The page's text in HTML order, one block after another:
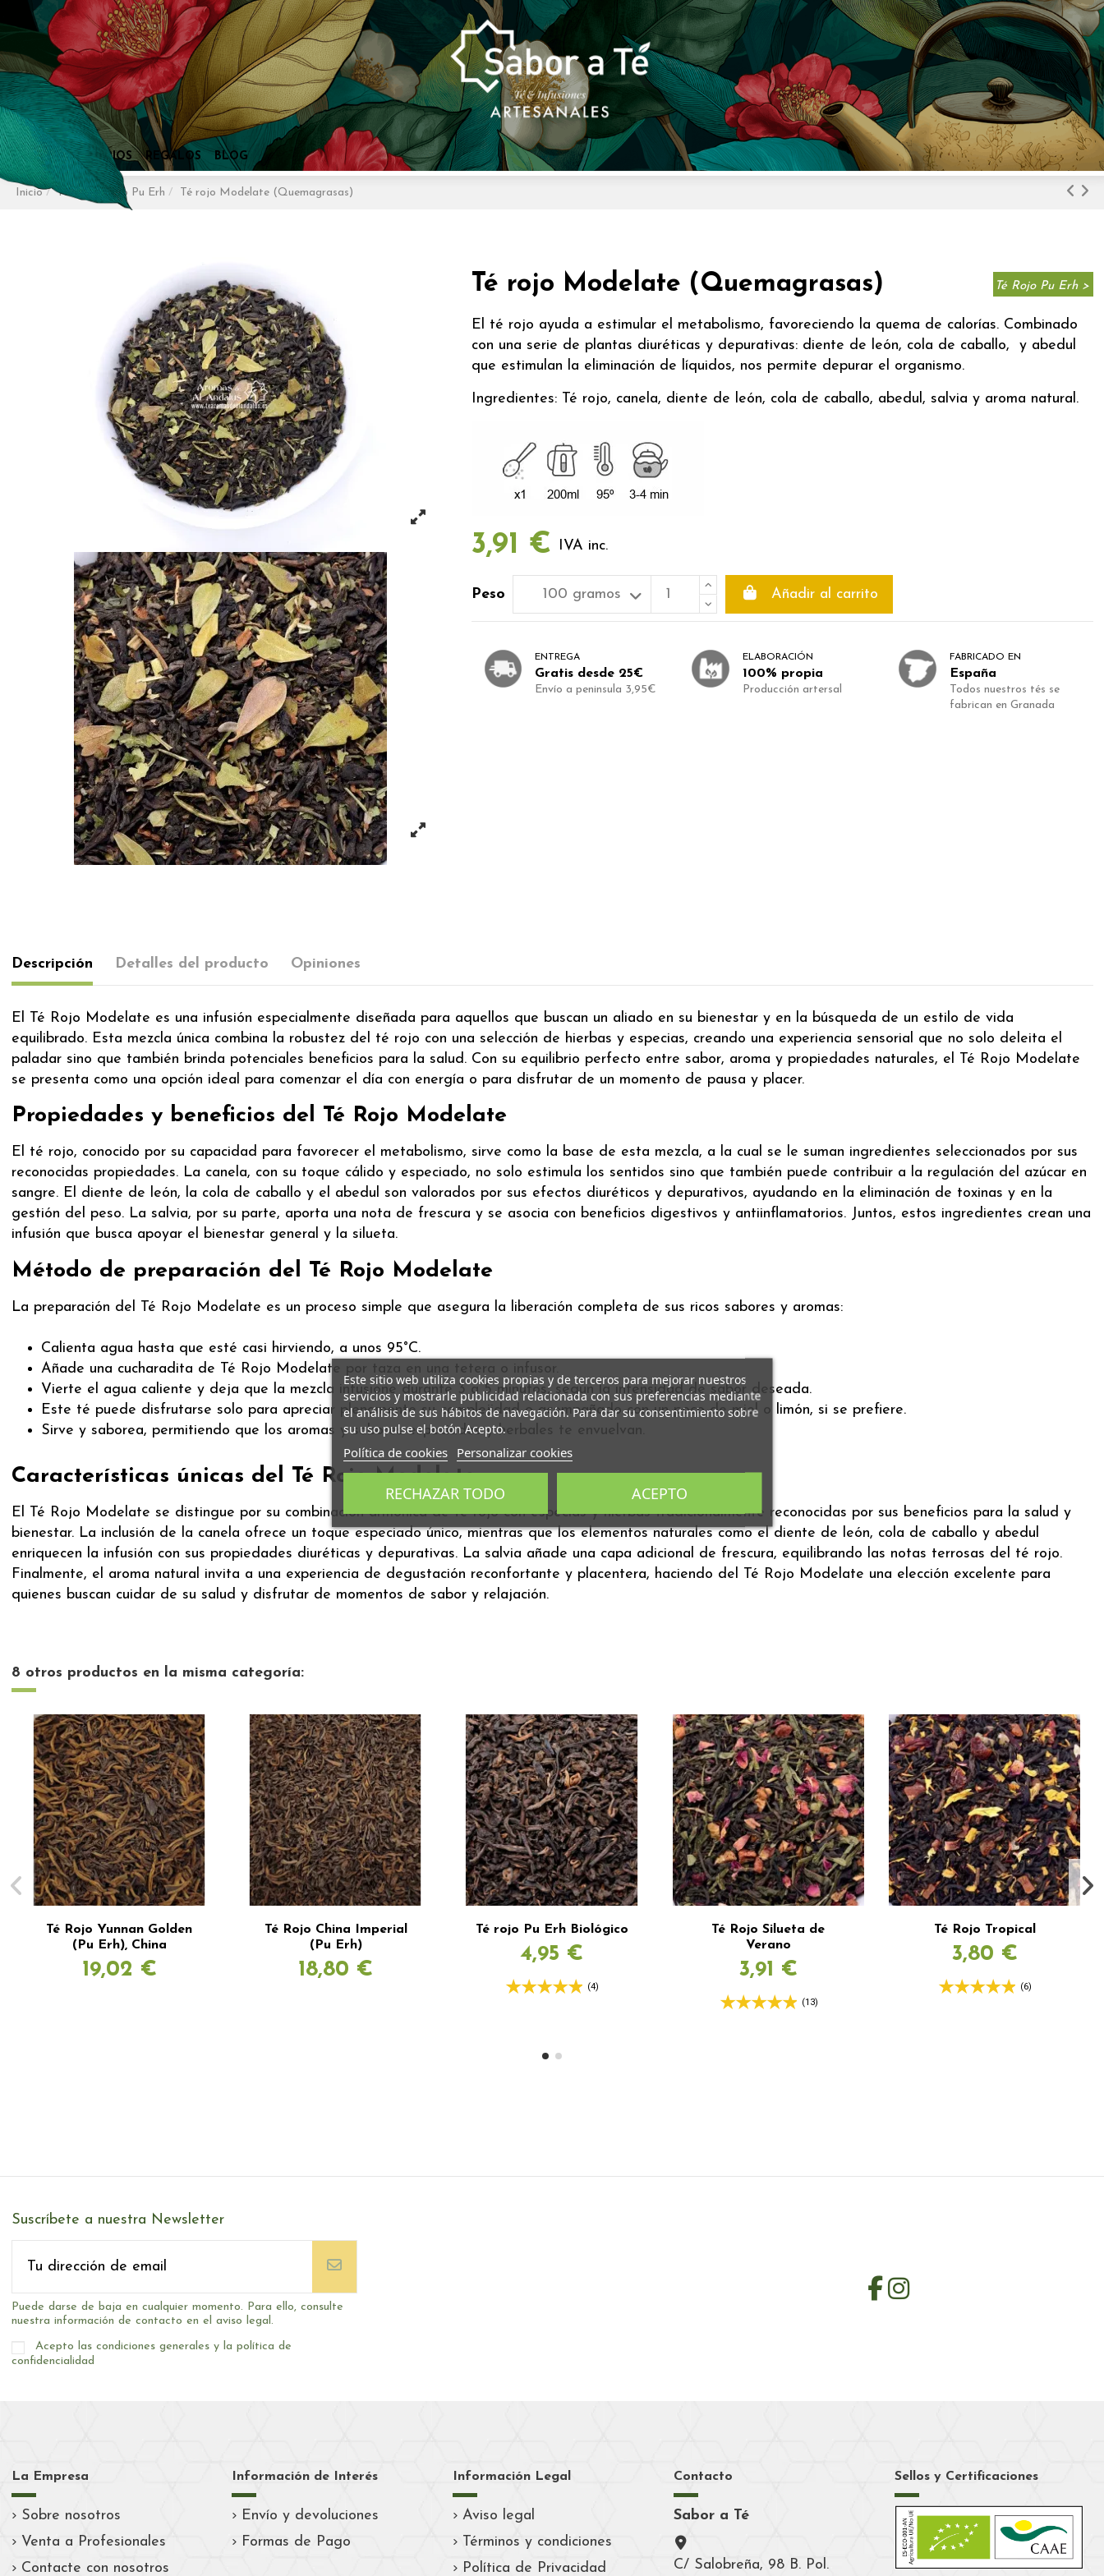
Inicio Tés Té Rojo Pu Erh Té rojo Modelate (Quemagrasas)
Té rojo Modelate (Quemagrasas) Té Rojo Pu Erh >
El té rojo ayuda a estimular el metabolismo, favoreciendo la quema de calorías. Combinado
con una serie de plantas diuréticas y depurativas: diente de león, cola de caballo, y abedul
que estimulan la eliminación de líquidos, nos permite depurar el organismo.
Ingredientes: Té rojo, canela, diente de león, cola de caballo, abedul, salvia y aroma natural.
3,91 € IVA inc.
Peso Añadir al carrito
ENTREGA
Gratis desde 25€
Envío a peninsula 3,95€
ELABORACIÓN
100% propia
Producción artersal
FABRICADO EN
España
Todos nuestros tés se
fabrican en Granada
Descripción Detalles del producto Opiniones
El Té Rojo Modelate es una infusión especialmente diseñada para aquellos que buscan un aliado en su bienestar y en la búsqueda de un estilo de vida
equilibrado. Esta mezcla única combina la robustez del té rojo con una selección de hierbas y especias, creando una experiencia sensorial que no solo deleita el
paladar sino que también brinda potenciales beneficios para la salud. Con su equilibrio perfecto entre sabor, aroma y propiedades naturales, el Té Rojo Modelate
se presenta como una opción ideal para comenzar el día con energía o para disfrutar de un momento de pausa y placer.
Propiedades y beneficios del Té Rojo Modelate
El té rojo, conocido por su capacidad para favorecer el metabolismo, sirve como la base de esta mezcla, a la cual se le suman ingredientes seleccionados por sus
reconocidas propiedades. La canela, con su toque cálido y especiado, no solo estimula los sentidos sino que también puede contribuir a la regulación del azúcar en
sangre. El diente de león, la cola de caballo y el abedul son valorados por sus efectos diuréticos y depurativos, ayudando en la eliminación de toxinas y en la
gestión del peso. La salvia, por su parte, aporta una nota de frescura y se asocia con beneficios digestivos y antiinflamatorios. Juntos, estos ingredientes crean una
infusión que busca apoyar el bienestar general y la silueta.
Método de preparación del Té Rojo Modelate
La preparación del Té Rojo Modelate es un proceso simple que asegura la liberación completa de sus ricos sabores y aromas:
Calienta agua hasta que esté casi hirviendo, a unos 95°C.
Añade una cucharadita de Té Rojo Modelate por taza en una tetera o infusor.
Vierte el agua caliente y deja que la mezcla infusione durante 3 a 5 minutos, según la intensidad de sabor deseada.
Este té puede disfrutarse solo para apreciar plenamente su complejidad o acompañado con un poco de miel o limón, si se prefiere.
Sirve y saborea, permitiendo que los aromas y sabores especiados y herbales te envuelvan.
Características únicas del Té Rojo Modelate
El Té Rojo Modelate se distingue por su combinación armónica de té rojo con especias y hierbas tradicionalmente reconocidas por sus beneficios para la salud y
bienestar. La inclusión de la canela ofrece un toque especiado único, mientras que los elementos naturales como el diente de león, cola de caballo y abedul
enriquecen la infusión con sus propiedades diuréticas y depurativas. La salvia añade una capa adicional de frescura, equilibrando las notas terrosas del té rojo.
Finalmente, el aroma natural invita a una experiencia de degustación reconfortante y placentera, haciendo del Té Rojo Modelate una elección excelente para
quienes buscan cuidar de su salud y disfrutar de momentos de sabor y relajación.
8 otros productos en la misma categoría:
Té Rojo Yunnan Golden
(Pu Erh), China
19,02 €
Té Rojo China Imperial
(Pu Erh)
18,80 €
Té rojo Pu Erh Biológico
4,95 €
(4)
Té Rojo Silueta de
Verano
3,91 €
(13)
Té Rojo Tropical
3,80 €
(6)
Suscríbete a nuestra Newsletter
Puede darse de baja en cualquier momento. Para ello, consulte
nuestra información de contacto en el aviso legal.
Acepto las condiciones generales y la política de
confidencialidad
La Empresa
Sobre nosotros
Venta a Profesionales
Contacte con nosotros
Información de Interés
Envío y devoluciones
Formas de Pago
Información Legal
Aviso legal
Términos y condiciones
Política de Privacidad
Contacto
Sabor a Té
C/ Salobreña, 98 B. Pol.
Sellos y Certificaciones
Este sitio web utiliza cookies propias y de terceros para mejorar nuestros
servicios y mostrarle publicidad relacionada con sus preferencias mediante
el análisis de sus hábitos de navegación. Para dar su consentimiento sobre
su uso pulse el botón Acepto.
Política de cookies Personalizar cookies
RECHAZAR TODO ACEPTO